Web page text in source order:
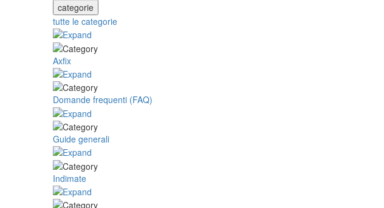
categorie
tutte le categorie
Axfix
Domande frequenti (FAQ)
Guide generali
Indimate